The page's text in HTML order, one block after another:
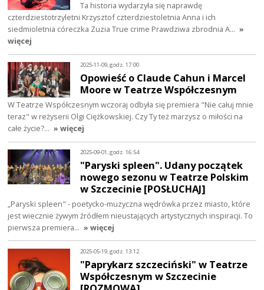
Ta historia wydarzyła się naprawdę
czterdziestotrzyletni Krzysztof czterdziestoletnia Anna i ich
siedmioletnia córeczka Zuzia True crime Prawdziwa zbrodnia A… »
więcej
2025-11-09, godz. 17:00
Opowieść o Claude Cahun i Marcel
Moore w Teatrze Współczesnym
W Teatrze Współczesnym wczoraj odbyła się premiera "Nie całuj mnie
teraz" w reżyserii Olgi Ciężkowskiej. Czy Ty też marzysz o miłości na
całe życie?… » więcej
2025-09-01, godz. 16:54
"Paryski spleen". Udany początek
nowego sezonu w Teatrze Polskim
w Szczecinie [POSŁUCHAJ]
„Paryski spleen" - poetycko-muzyczna wędrówka przez miasto, które
jest wiecznie żywym źródłem nieustających artystycznych inspiracji. To
pierwsza premiera… » więcej
2025-05-19, godz. 13:12
"Paprykarz szczeciński" w Teatrze
Współczesnym w Szczecinie